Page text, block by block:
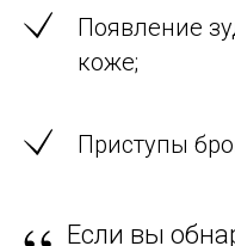
Появление
коже;
Приступы
Если вы